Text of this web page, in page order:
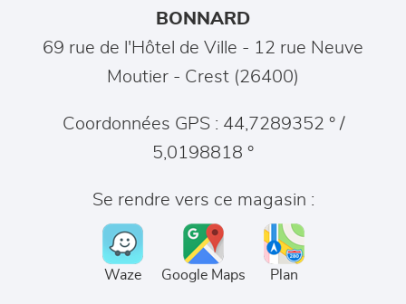
BONNARD
69 rue de l'Hôtel de Ville - 12 rue Neuve
Moutier - Crest (26400)
Coordonnées GPS : 44,7289352 ° /
5,0198818 °
Se rendre vers ce magasin :
Waze Google Maps Plan